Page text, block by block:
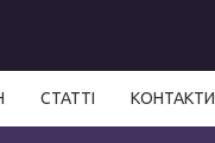
СТАТТІ КОНТАКТИ